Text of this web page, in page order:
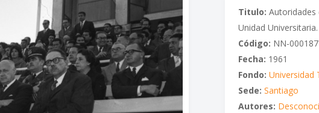
Titulo: Autoridades
Unidad Universitaria.
Código: NN-
Fecha: 1961
Fondo: Universidad
Sede: Santiago
Autores: